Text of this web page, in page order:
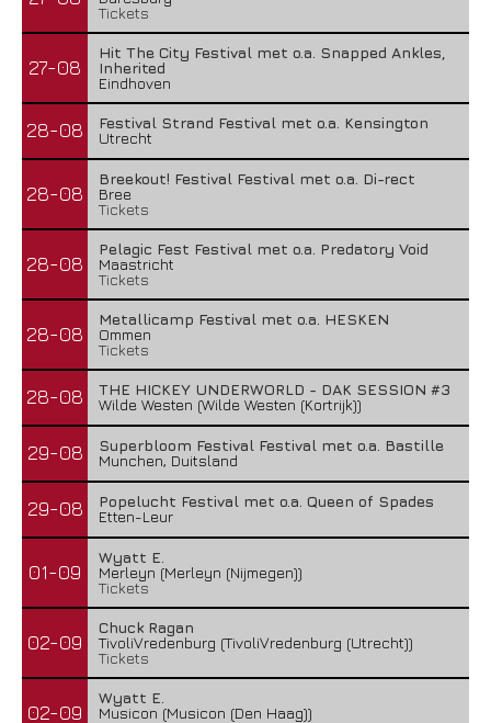
Tickets
27-08
Hit The City Festival met o.a. Snapped Ankles,
Inherited
Eindhoven
28-08
Festival Strand Festival met o.a. Kensington
Utrecht
28-08
Breekout! Festival Festival met o.a. Di-rect
Bree
Tickets
28-08
Pelagic Fest Festival met o.a. Predatory Void
Maastricht
Tickets
28-08
Metallicamp Festival met o.a. HESKEN
Ommen
Tickets
28-08
THE HICKEY UNDERWORLD - DAK SESSION #3
Wilde Westen (Wilde Westen (Kortrijk))
29-08
Superbloom Festival Festival met o.a. Bastille
Munchen, Duitsland
29-08
Popelucht Festival met o.a. Queen of Spades
Etten-Leur
01-09
Wyatt E.
Merleyn (Merleyn (Nijmegen))
Tickets
02-09
Chuck Ragan
TivoliVredenburg (TivoliVredenburg (Utrecht))
Tickets
02-09
Wyatt E.
Musicon (Musicon (Den Haag))